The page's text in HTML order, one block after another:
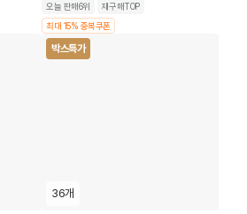
오늘 판매6위
재구매TOP
최대 15% 중복쿠폰
박스특가
36개